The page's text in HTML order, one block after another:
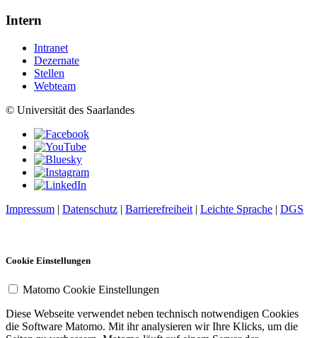
Intern
Intranet
Dezernate
Stellen
Webteam
© Universität des Saarlandes
Impressum | Datenschutz | Barrierefreiheit | Leichte Sprache | DGS
Cookie Einstellungen
Matomo Cookie Einstellungen
Diese Webseite verwendet neben technisch notwendigen Cookies
die Software Matomo. Mit ihr analysieren wir Ihre Klicks, um die